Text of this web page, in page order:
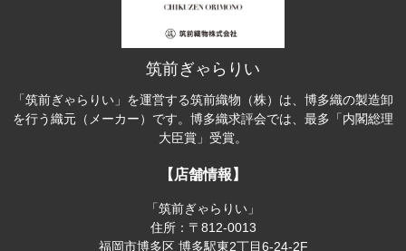
筑前ぎゃらりい
「筑前ぎゃらりい」を運営する筑前織物（株）は、博多織の製造卸
を行う織元（メーカー）です。博多織求評会では、最多「内閣総理
大臣賞」受賞。
【店舗情報】
「筑前ぎゃらりい」
住所：〒812-0013
福岡市博多区 博多駅東2丁目6-24-2F